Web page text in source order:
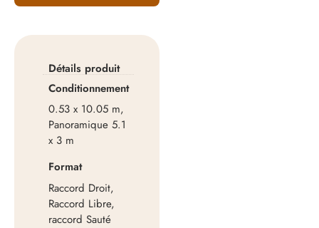
Détails produit
Conditionnement
0.53 x 10.05 m,
Panoramique 5.1
x 3 m
Format
Raccord Droit,
Raccord Libre,
raccord Sauté